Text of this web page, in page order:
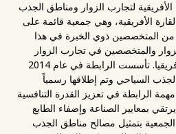
لتجارب الزوار ومناطق الجذب
الأفريقية، وهي جمعية قائمة على
من المتخصصين ذوي الخبرة في هذا
والمتخصصين في تجارب الزوار
ومناطق الجذب السياحي في أفريقيا. تأسست الرابطة في عام 2014
السياحي وتم إطلاقها رسمياً
2018. وتتمثل مهمة الرابطة في تعزيز القدرة التنافسية
بمعايير الصناعة وإضفاء الطابع
بتمثيل مصالح مناطق الجذب